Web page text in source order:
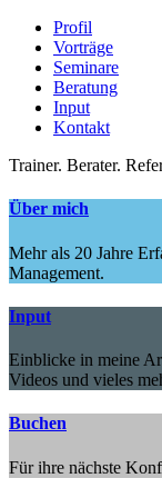
Profil
Vorträge
Seminare
Beratung
Input
Kontakt
Trainer. Berater.
Über mich
Mehr als 20 Jahre
Management.
Input
Einblicke in meine
Videos und vieles
Buchen
Für ihre nächste